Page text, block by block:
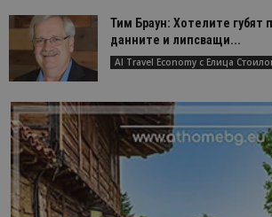
Тим Браун: Хотелите губят
данните и липсващи...
AI Travel Economy с Елица